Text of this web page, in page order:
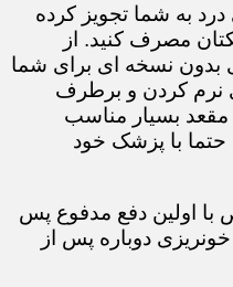
به شما تجویز کرده
مصرف کنید. از
بدون نسخه ای برای شما
نرم کردن و برطرف
بسیار مناسب
حتما با پزشک خود
اولین دفع مدفوع پس
دوباره پس از